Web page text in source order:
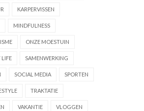
KARPERVISSEN
MINDFULNESS
ONZE MOESTUIN
LIFE SAMENWERKING
SOCIAL MEDIA SPORTEN
TRAKTATIE
VAKANTIE VLOGGEN